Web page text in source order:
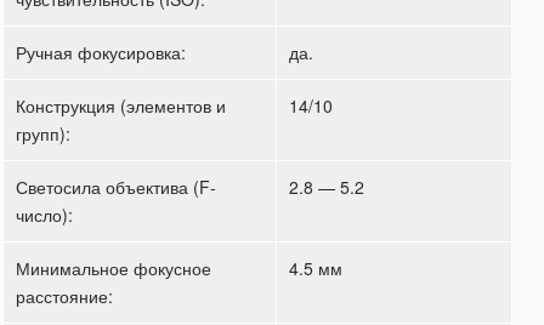
Ручная фокусировка: да.
Конструкция (элементов и
групп):
14/10
Светосила объектива (F-
число):
2.8 — 5.2
Минимальное фокусное
расстояние:
4.5 мм